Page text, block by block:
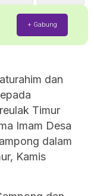
+ Gabung
dan
Timur
Imam Desa
dalam
Kamis